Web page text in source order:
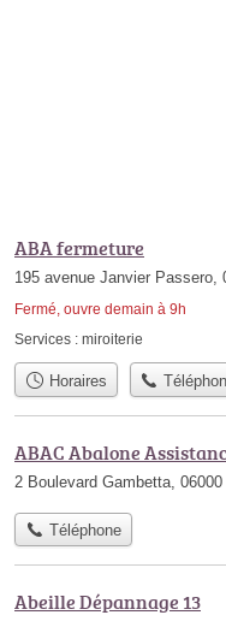
ABA fermeture
195 avenue Janvier Passero,
Fermé, ouvre demain à 9h
Services : miroiterie
Horaires
ABAC Abalone
2 Boulevard Gambetta,
Téléphone
Abeille Dépannage 13